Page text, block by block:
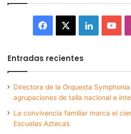
Facebook LinkedIn
Entradas recientes
Directora de la Orquesta
agrupaciones de talla nacional e
La convivencia familiar marca el
Escuelas Aztecas